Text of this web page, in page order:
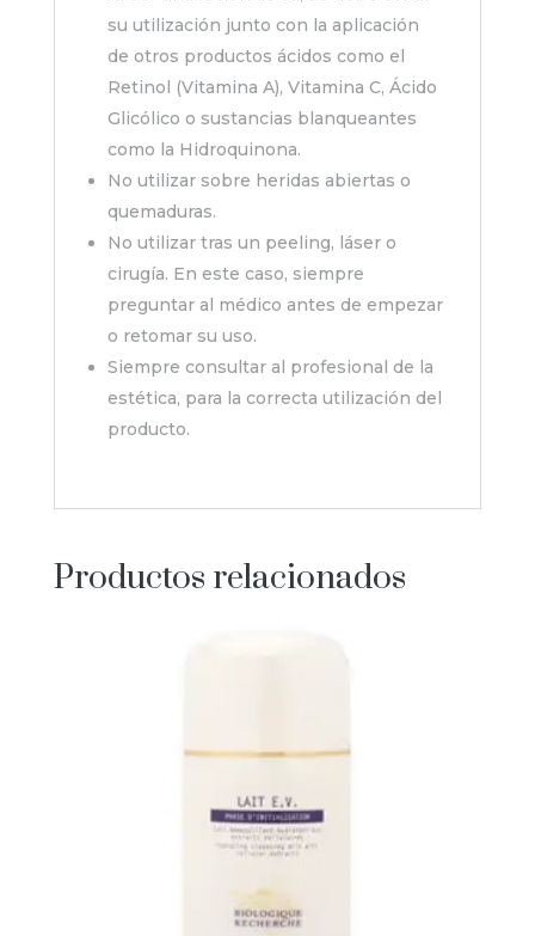
su utilización junto con la aplicación
de otros productos ácidos como el
Retinol (Vitamina A), Vitamina C, Ácido
Glicólico o sustancias blanqueantes
como la Hidroquinona.
No utilizar sobre heridas abiertas o
quemaduras.
No utilizar tras un peeling, láser o
cirugía. En este caso, siempre
preguntar al médico antes de empezar
o retomar su uso.
Siempre consultar al profesional de la
estética, para la correcta utilización del
producto.
Productos relacionados